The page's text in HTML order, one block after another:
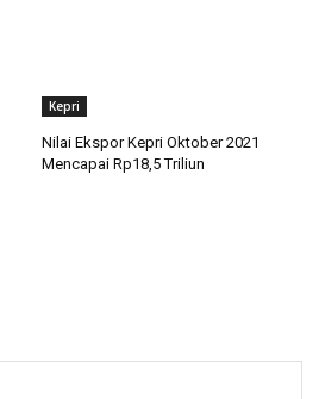
Kepri
Nilai Ekspor Kepri Oktober 2021
Mencapai Rp18,5 Triliun